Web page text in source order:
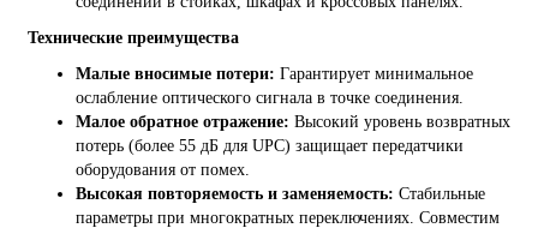
Технические преимущества
Малые вносимые потери: Гарантирует минимальное
ослабление оптического сигнала в точке соединения.
Малое обратное отражение: Высокий уровень возвратных
потерь (более 55 дБ для UPC) защищает передатчики
оборудования от помех.
Высокая повторяемость и заменяемость: Стабильные
параметры при многократных переключениях. Совместим